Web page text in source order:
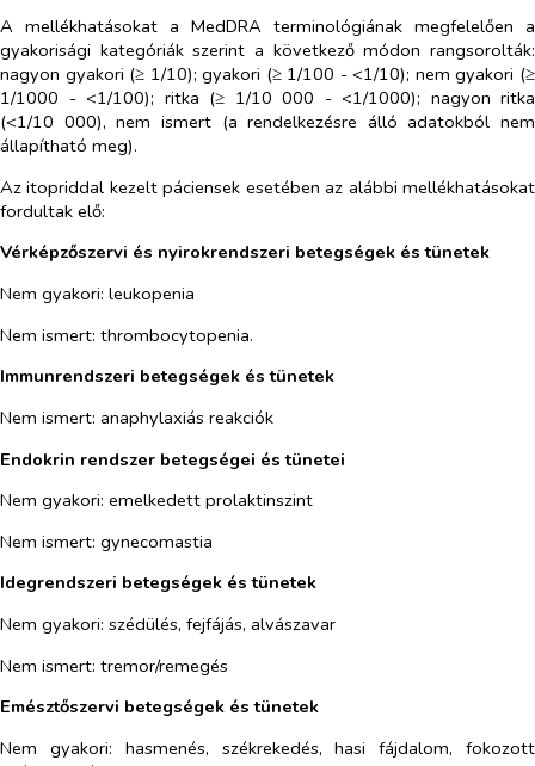
A mellékhatásokat a MedDRA terminológiának megfelelően a
gyakorisági kategóriák szerint a következő módon rangsorolták:
nagyon gyakori (≥ 1/10); gyakori (≥ 1/100 - <1/10); nem gyakori (≥
1/1000 - <1/100); ritka (≥ 1/10 000 - <1/1000); nagyon ritka
(<1/10 000), nem ismert (a rendelkezésre álló adatokból nem
állapítható meg).
Az itopriddal kezelt páciensek esetében az alábbi mellékhatásokat
fordultak elő:
Vérképzőszervi és nyirokrendszeri betegségek és tünetek
Nem gyakori: leukopenia
Nem ismert: thrombocytopenia.
Immunrendszeri betegségek és tünetek
Nem ismert: anaphylaxiás reakciók
Endokrin rendszer betegségei és tünetei
Nem gyakori: emelkedett prolaktinszint
Nem ismert: gynecomastia
Idegrendszeri betegségek és tünetek
Nem gyakori: szédülés, fejfájás, alvászavar
Nem ismert: tremor/remegés
Emésztőszervi betegségek és tünetek
Nem gyakori: hasmenés, székrekedés, hasi fájdalom, fokozott